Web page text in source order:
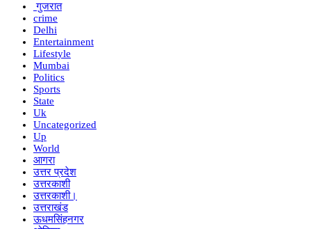
गुजरात
crime
Delhi
Entertainment
Lifestyle
Mumbai
Politics
Sports
State
Uk
Uncategorized
Up
World
आगरा
उत्तर प्रदेश
उत्तरकाशी
उत्तरकाशी।
उत्तराखंड
ऊधमसिंहनगर